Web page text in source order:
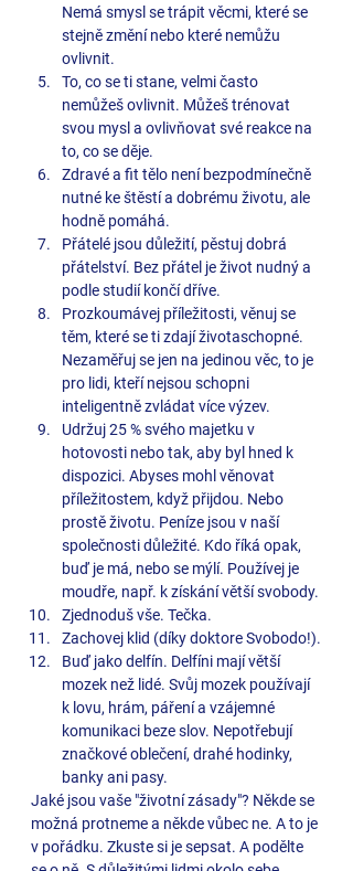
Nemá smysl se trápit věcmi, které se
stejně změní nebo které nemůžu
ovlivnit.
To, co se ti stane, velmi často
nemůžeš ovlivnit. Můžeš trénovat
svou mysl a ovlivňovat své reakce na
to, co se děje.
Zdravé a fit tělo není bezpodmínečně
nutné ke štěstí a dobrému životu, ale
hodně pomáhá.
Přátelé jsou důležití, pěstuj dobrá
přátelství. Bez přátel je život nudný a
podle studií končí dříve.
Prozkoumávej příležitosti, věnuj se
těm, které se ti zdají životaschopné.
Nezaměřuj se jen na jedinou věc, to je
pro lidi, kteří nejsou schopni
inteligentně zvládat více výzev.
Udržuj 25 % svého majetku v
hotovosti nebo tak, aby byl hned k
dispozici. Abyses mohl věnovat
příležitostem, když přijdou. Nebo
prostě životu. Peníze jsou v naší
společnosti důležité. Kdo říká opak,
buď je má, nebo se mýlí. Používej je
moudře, např. k získání větší svobody.
Zjednoduš vše. Tečka.
Zachovej klid (díky doktore Svobodo!).
Buď jako delfín. Delfíni mají větší
mozek než lidé. Svůj mozek používají
k lovu, hrám, páření a vzájemné
komunikaci beze slov. Nepotřebují
značkové oblečení, drahé hodinky,
banky ani pasy.
Jaké jsou vaše "životní zásady"? Někde se
možná protneme a někde vůbec ne. A to je
v pořádku. Zkuste si je sepsat. A podělte